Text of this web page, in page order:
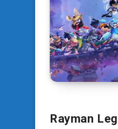
Rayman